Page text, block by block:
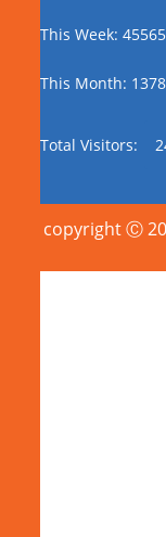
This Week: 45565
This Month:
Total Visitors:
copyright Ⓒ